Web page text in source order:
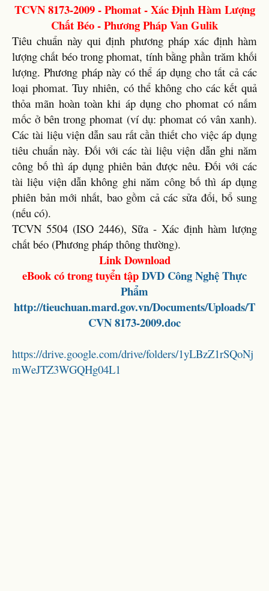
TCVN 8173-2009 - Phomat - Xác Định Hàm Lượng
Chất Béo - Phương Pháp Van Gulik
Tiêu chuẩn này qui định phương pháp xác định hàm
lượng chất béo trong phomat, tính bằng phần trăm khối
lượng. Phương pháp này có thể áp dụng cho tất cả các
loại phomat. Tuy nhiên, có thể không cho các kết quả
thỏa mãn hoàn toàn khi áp dụng cho phomat có nấm
mốc ở bên trong phomat (ví dụ: phomat có vân xanh).
Các tài liệu viện dẫn sau rất cần thiết cho việc áp dụng
tiêu chuẩn này. Đối với các tài liệu viện dẫn ghi năm
công bố thì áp dụng phiên bản được nêu. Đối với các
tài liệu viện dẫn không ghi năm công bố thì áp dụng
phiên bản mới nhất, bao gồm cả các sửa đổi, bổ sung
(nếu có).
TCVN 5504 (ISO 2446), Sữa - Xác định hàm lượng
chất béo (Phương pháp thông thường).
Link Download
eBook có trong tuyển tậpDVD Công Nghệ Thực
Phẩm
http://tieuchuan.mard.gov.vn/Documents/Uploads/T
CVN 8173-2009.doc
https://drive.google.com/drive/folders/1yLBzZ1rSQoNj
mWeJTZ3WGQHg04L1